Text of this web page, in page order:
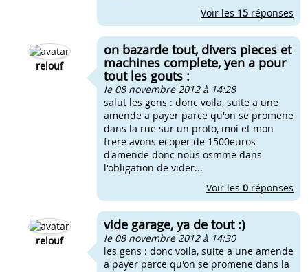
Voir les 15 réponses
relouf
on bazarde tout, divers pieces et
machines complete, yen a pour
tout les gouts :
le 08 novembre 2012 à 14:28
salut les gens : donc voila, suite a une
amende a payer parce qu'on se promene
dans la rue sur un proto, moi et mon
frere avons ecoper de 1500euros
d'amende donc nous osmme dans
l'obligation de vider...
Voir les 0 réponses
relouf
vide garage, ya de tout :)
le 08 novembre 2012 à 14:30
les gens : donc voila, suite a une amende
a payer parce qu'on se promene dans la